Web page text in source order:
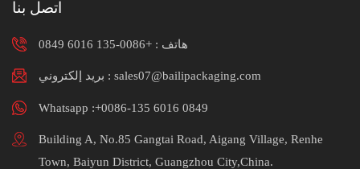
اتصل بنا
هاتف : +0086-135 6016 0849
بريد إلكتروني : sales07@bailipackaging.com
Whatsapp :+0086-135 6016 0849
Building A, No.85 Gangtai Road, Aigang Village, Renhe
Town, Baiyun District, Guangzhou City,China.